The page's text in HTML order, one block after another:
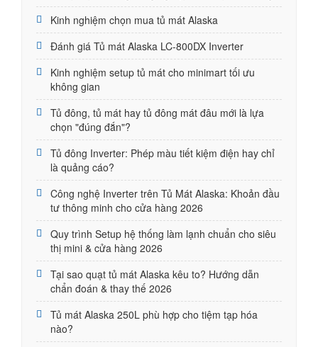
Kinh nghiệm chọn mua tủ mát Alaska
Đánh giá Tủ mát Alaska LC-800DX Inverter
Kinh nghiệm setup tủ mát cho minimart tối ưu
không gian
Tủ đông, tủ mát hay tủ đông mát đâu mới là lựa
chọn "đúng đắn"?
Tủ đông Inverter: Phép màu tiết kiệm điện hay chỉ
là quảng cáo?
Công nghệ Inverter trên Tủ Mát Alaska: Khoản đầu
tư thông minh cho cửa hàng 2026
Quy trình Setup hệ thống làm lạnh chuẩn cho siêu
thị mini & cửa hàng 2026
Tại sao quạt tủ mát Alaska kêu to? Hướng dẫn
chẩn đoán & thay thế 2026
Tủ mát Alaska 250L phù hợp cho tiệm tạp hóa
nào?